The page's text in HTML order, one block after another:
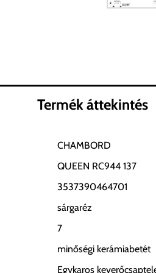
Termék áttekintés
CHAMBORD
QUEEN RC944 137
3537390464701
sárgaréz
7
minőségi kerámiabetét
Egykaros